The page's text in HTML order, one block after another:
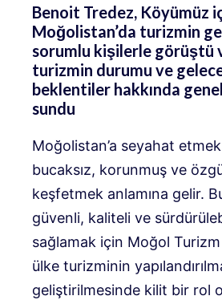
Benoit Tredez, Köyümüz
Moğolistan’da turizmin
sorumlu kişilerle görüştü
turizmin durumu ve
beklentiler hakkında
sundu
Moğolistan’a seyahat
bucaksız, korunmuş ve
keşfetmek anlamına gelir.
güvenli, kaliteli ve
sağlamak için Moğol
ülke turizminin
geliştirilmesinde kilit bir rol